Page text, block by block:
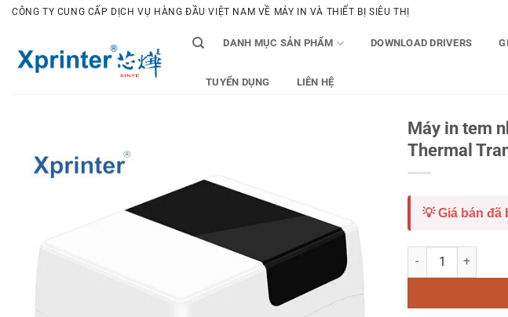
Bỏ
dung
CÔNG TY CUNG CẤP DỊCH VỤ HÀNG ĐẦU VIỆT NAM VỀ MÁY IN VÀ THIẾT BỊ SIÊU THỊ
DANH MỤC SẢN PHẨM DOWNLOAD DRIVERS
TUYỂN DỤNG LIÊN HỆ
Máy in tem
Thermal
💡 Giá bán đã
Máy in tem nhãn